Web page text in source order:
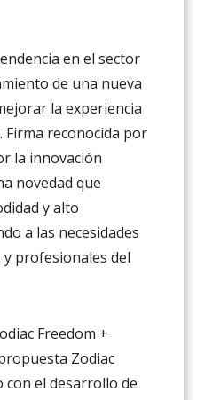
en el sector
de una nueva
la experiencia
reconocida por
la innovación
novedad que
y alto
a las necesidades
profesionales del
Freedom +
Zodiac
el desarrollo de